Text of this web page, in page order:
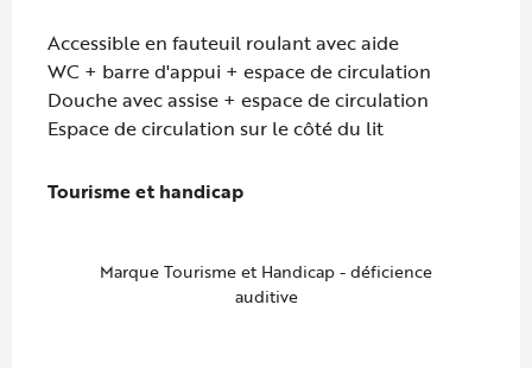
Accessible en fauteuil roulant avec aide
WC + barre d'appui + espace de circulation
Douche avec assise + espace de circulation
Espace de circulation sur le côté du lit
Tourisme et handicap
Tourisme et handicap
Marque Tourisme et Handicap - déficience
auditive